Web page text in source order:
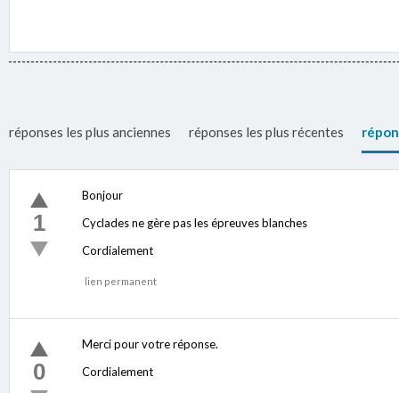
réponses les plus anciennes réponses les plus récentes
1
Bonjour
Cyclades ne gère pas les épreuves blanches
Cordialement
lien permanent
0
Merci pour votre réponse.
Cordialement